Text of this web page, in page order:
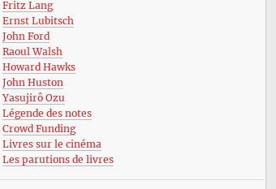
Fritz Lang
Ernst Lubitsch
John Ford
Raoul Walsh
Howard Hawks
John Huston
Yasujirô Ozu
Légende des notes
Crowd Funding
Livres sur le cinéma
Les parutions de livres